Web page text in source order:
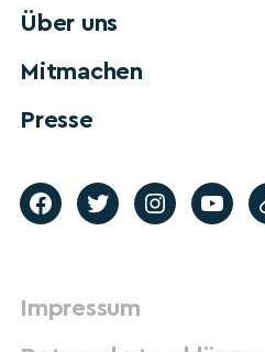
Über uns
Mitmachen
Presse
Impressum